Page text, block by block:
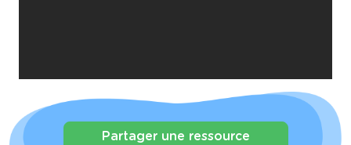
Partager une ressource